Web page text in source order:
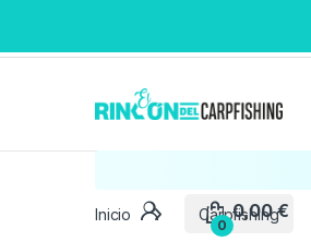
Inicio Carpfishing